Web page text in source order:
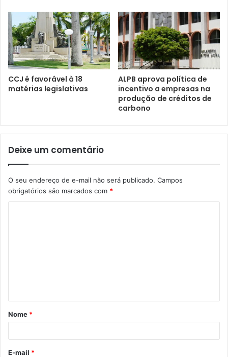
CCJ é favorável à 18
matérias legislativas
ALPB aprova política de
incentivo a empresas na
produção de créditos de
carbono
Deixe um comentário
O seu endereço de e-mail não será publicado. Campos
obrigatórios são marcados com *
Nome *
E-mail *